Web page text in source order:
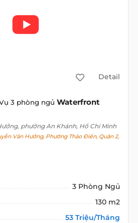
Detail
3 phòng ngủ Waterfront
, phường An Khánh, Hồ Chí Minh
Văn Hưởng, Phường Thảo Điền, Quận 2,
3 Phòng Ngủ
130 m2
53 Triệu/Tháng